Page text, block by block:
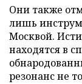
Они также
лишь
Москвой.
находятся в
резонанс не